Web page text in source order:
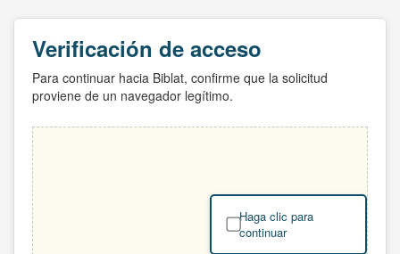
Verificación de acceso
Para continuar hacia Biblat, confirme que la solicitud
proviene de un navegador legítimo.
Haga clic para
continuar